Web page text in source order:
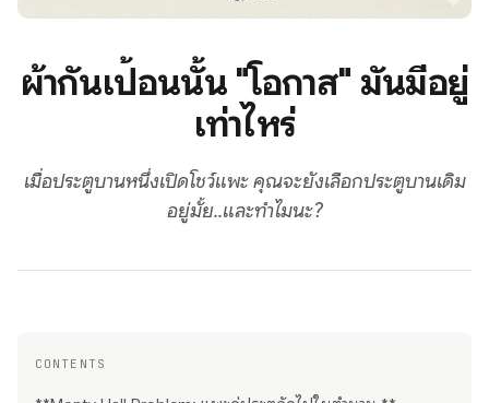
ผ้ากันเปื้อนนั้น "โอกาส" มันมีอยู่
เท่าไหร่
เมื่อประตูบานหนึ่งเปิดโชว์แพะ คุณจะยังเลือกประตูบานเดิม
อยู่มั้ย..และทำไมนะ?
CONTENTS